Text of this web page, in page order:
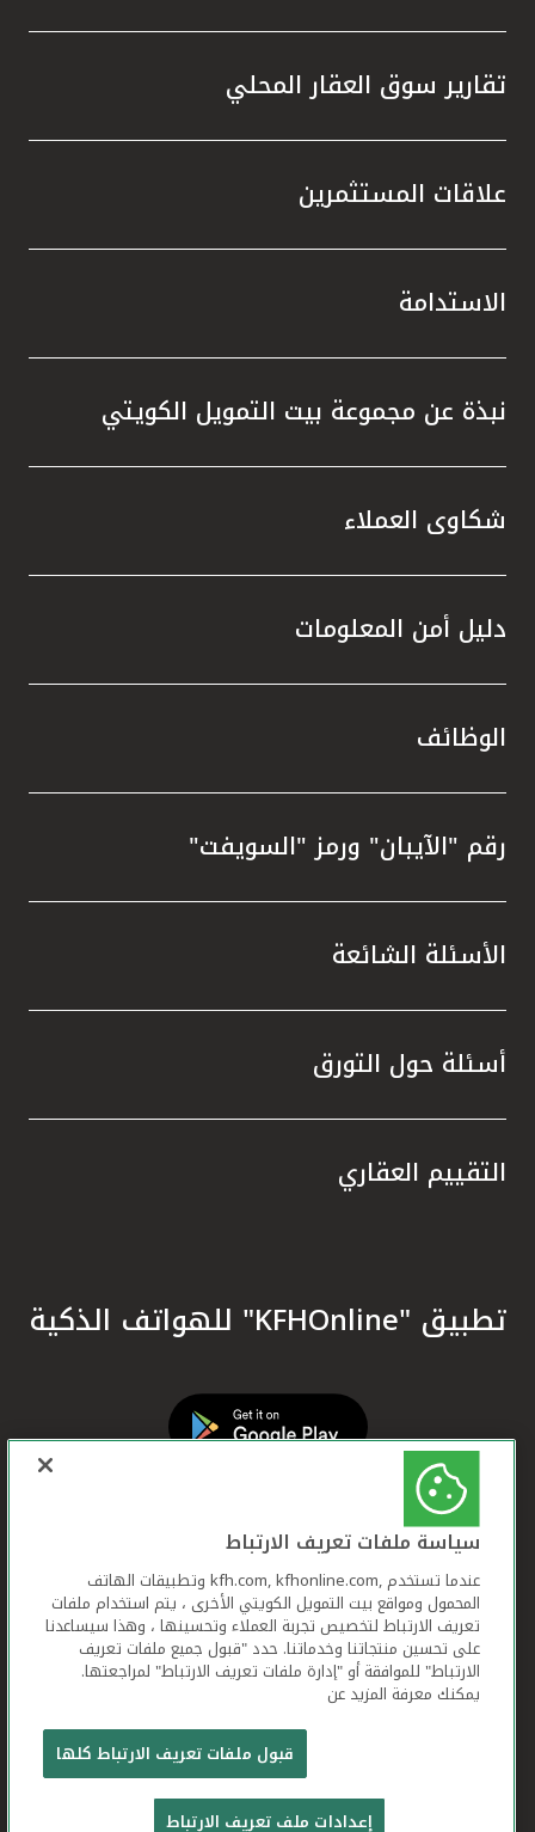
تقارير سوق العقار المحلي
علاقات المستثمرين
الاستدامة
نبذة عن مجموعة بيت التمويل الكويتي
شكاوى العملاء
دليل أمن المعلومات
الوظائف
رقم "الآيبان" ورمز "السويفت"
الأسئلة الشائعة
أسئلة حول التورق
التقييم العقاري
تطبيق "KFHOnline" للهواتف الذكية
بيت التمويل الكويتي جميع الحقوق محفوظة © 2026
شروط وأحكام استخدام الموقع الإلكتروني
سياسة ملفات تعريف الارتباط
عندما تستخدم ,kfh.com, kfhonline.com وتطبيقات الهاتف
المحمول ومواقع بيت التمويل الكويتي الأخرى ، يتم استخدام ملفات
تعريف الارتباط لتخصيص تجربة العملاء وتحسينها ، وهذا سيساعدنا
على تحسين منتجاتنا وخدماتنا. حدد "قبول جميع ملفات تعريف
الارتباط" للموافقة أو "إدارة ملفات تعريف الارتباط" لمراجعتها.
يمكنك معرفة المزيد عن
قبول ملفات تعريف الارتباط كلها
إعدادات ملف تعريف الارتباط